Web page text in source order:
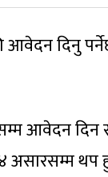
आवेदन दिनु
आवेदन दिन
असारसम्म थप